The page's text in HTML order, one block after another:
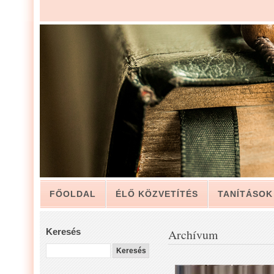
FŐOLDAL ÉLŐ KÖZVETÍTÉS TANÍTÁSOK
LUIS ZAPATA PÁSZTOR LEVELÉBŐL, A
Keresés Archívum